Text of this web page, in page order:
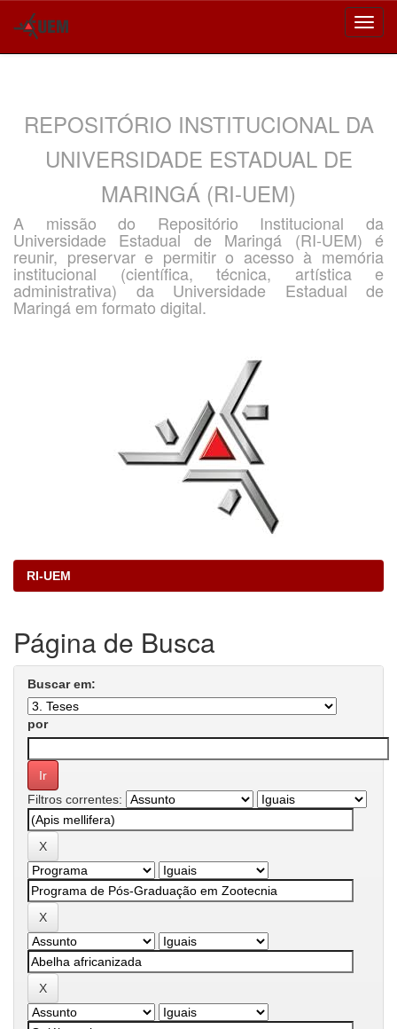
REPOSITÓRIO INSTITUCIONAL DA
UNIVERSIDADE ESTADUAL DE
MARINGÁ (RI-UEM)
A missão do Repositório Institucional da
Universidade Estadual de Maringá (RI-UEM) é
reunir, preservar e permitir o acesso à memória
institucional (científica, técnica, artística e
administrativa) da Universidade Estadual de
Maringá em formato digital.
RI-UEM
Página de Busca
Buscar em:
por
Filtros correntes: